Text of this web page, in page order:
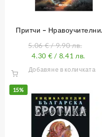
Притчи – Нравоучителни
трябва да се открие
5.06€/ 9.90 лв.
4.30 € / 8.41 лв.
Добавяне в количката
15%